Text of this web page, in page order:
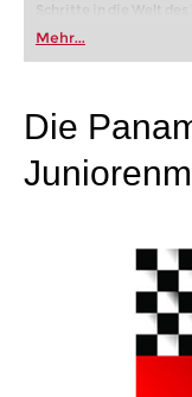
Schritte in die Welt des
oder bereits auf
FRITZ trainieren Sie
individueller als je
Mehr...
Die